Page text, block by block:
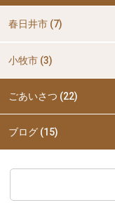
春日井市 (7)
小牧市 (3)
ごあいさつ (22)
ブログ (15)